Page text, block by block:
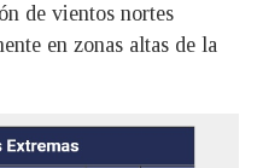
de vientos nortes
en zonas altas de la